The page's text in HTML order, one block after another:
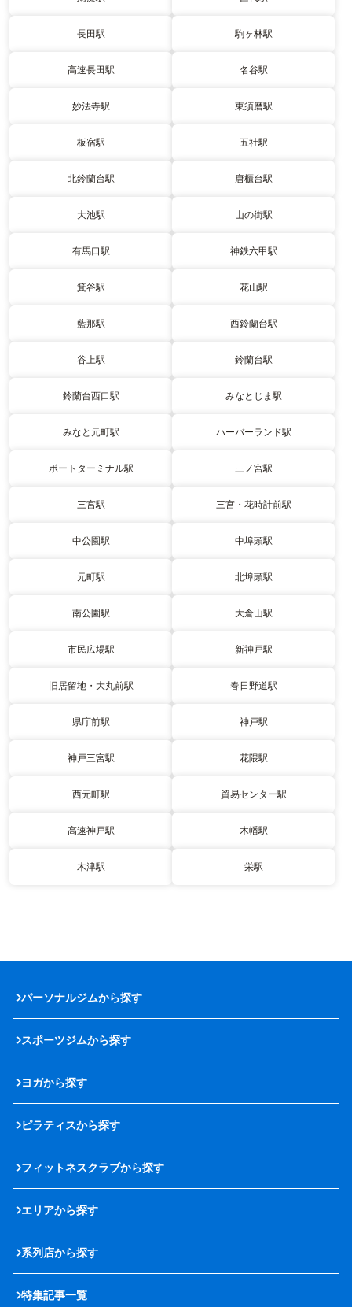
長田駅 駒ヶ林駅
高速長田駅 名谷駅
妙法寺駅 東須磨駅
板宿駅 五社駅
北鈴蘭台駅 唐櫃台駅
大池駅 山の街駅
有馬口駅 神鉄六甲駅
箕谷駅 花山駅
藍那駅 西鈴蘭台駅
谷上駅 鈴蘭台駅
鈴蘭台西口駅 みなとじま駅
みなと元町駅 ハーバーランド駅
ポートターミナル駅 三ノ宮駅
三宮駅 三宮・花時計前駅
中公園駅 中埠頭駅
元町駅 北埠頭駅
南公園駅 大倉山駅
市民広場駅 新神戸駅
旧居留地・大丸前駅 春日野道駅
県庁前駅 神戸駅
神戸三宮駅 花隈駅
西元町駅 貿易センター駅
高速神戸駅 木幡駅
木津駅 栄駅
パーソナルジムから探す
スポーツジムから探す
ヨガから探す
ピラティスから探す
フィットネスクラブから探す
エリアから探す
系列店から探す
特集記事一覧